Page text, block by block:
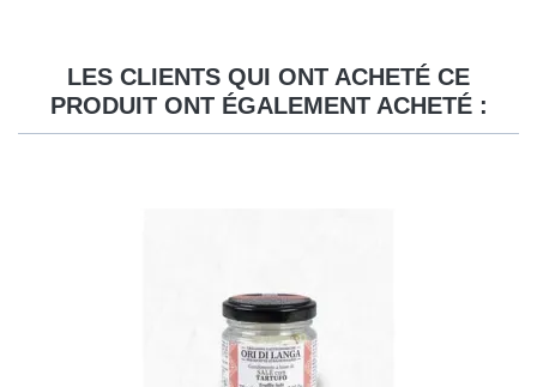
LES CLIENTS QUI ONT ACHETÉ CE
PRODUIT ONT ÉGALEMENT ACHETÉ :